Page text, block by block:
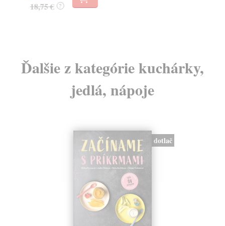
18,75 € ?
Ďalšie z kategórie kuchárky,
jedlá, nápoje
dotlač